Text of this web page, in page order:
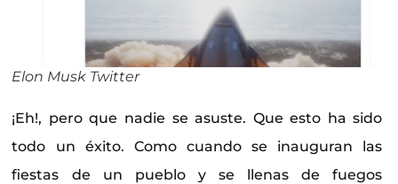
Elon Musk Twitter
¡Eh!, pero que nadie se asuste. Que esto ha sido
todo un éxito. Como cuando se inauguran las
fiestas de un pueblo y se llenas de fuegos